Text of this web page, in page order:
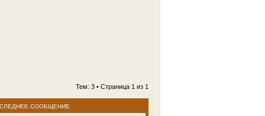
Тем: 3 • Страница 1 из 1
СООБЩЕНИЕ